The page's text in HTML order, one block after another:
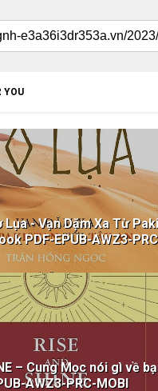
YOU
Lụa - Vạn Dặm Xa Từ
PDF-EPUB-AWZ3-
– Cung Mọc nói gì về
AWZ3-PRC-MOBI